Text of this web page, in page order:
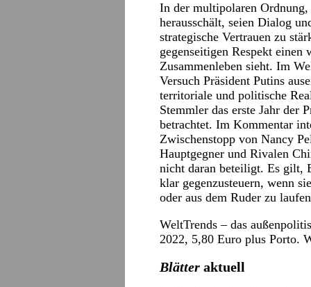
In der multipolaren
herausschält, seien Dialog
strategische Vertrauen zu
gegenseitigen Respekt
Zusammenleben sieht. Im
Versuch Präsident Putins
territoriale und politische
Stemmler das erste Jahr der
betrachtet. Im Kommentar
Zwischenstopp von Nancy
Hauptgegner und Rivalen
nicht daran beteiligt. Es gilt,
klar gegenzusteuern, wenn
oder aus dem Ruder zu
WeltTrends – das
2022, 5,80 Euro plus Porto.
Blätter aktuell